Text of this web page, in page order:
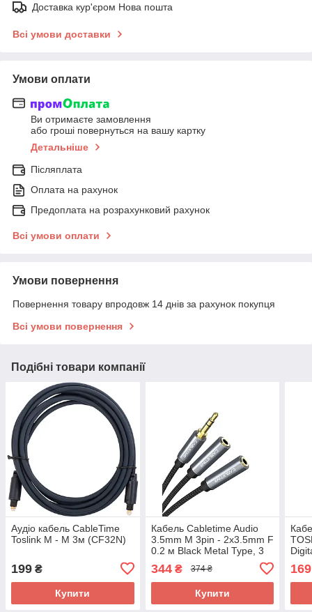
Доставка кур'єром Нова пошта
Всі умови доставки
Умови оплати
Ви отримаєте замовлення
або гроші повернуться на вашу картку
Детальніше
Післяплата
Оплата на рахунок
Предоплата на розрахунковий рахунок
Всі умови оплати
Умови повернення
Повернення товару впродовж 14 днів за рахунок покупця
Всі умови повернення
Подібні товари компанії
Аудіо кабель CableTime
Toslink M - M 3м (CF32N)
199 ₴
Купити
Кабель Cabletime Audio
3.5mm M 3pin - 2x3.5mm F
0.2 м Black Metal Type, 3
мікрофона, стерео
(CF14B)
344₴ 374 ₴
Купити
169